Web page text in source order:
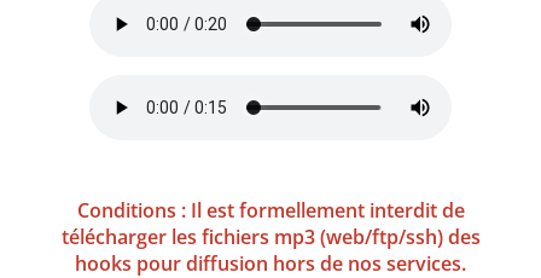
Conditions : Il est formellement interdit de
télécharger les fichiers mp3 (web/ftp/ssh) des
hooks pour diffusion hors de nos services.